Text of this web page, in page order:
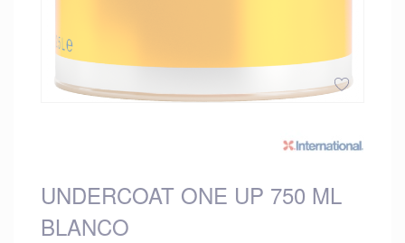
la
galería
de
UNDERCOAT ONE UP 750 ML
BLANCO